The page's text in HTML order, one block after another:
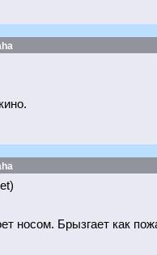
носом. Брызгает как